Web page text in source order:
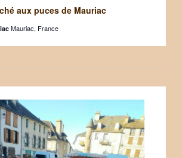
aux puces de Mauriac
Mauriac, France